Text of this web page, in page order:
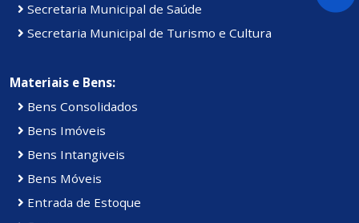
Secretaria Municipal de Saúde
Secretaria Municipal de Turismo e Cultura
Materiais e Bens:
Bens Consolidados
Bens Imóveis
Bens Intangiveis
Bens Móveis
Entrada de Estoque